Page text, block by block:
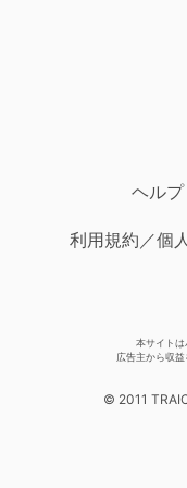
ヘル
利用規約／個
本サイトは
広告主から収益
© 2011